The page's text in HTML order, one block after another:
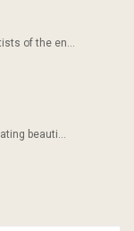
of the en...
beauti...